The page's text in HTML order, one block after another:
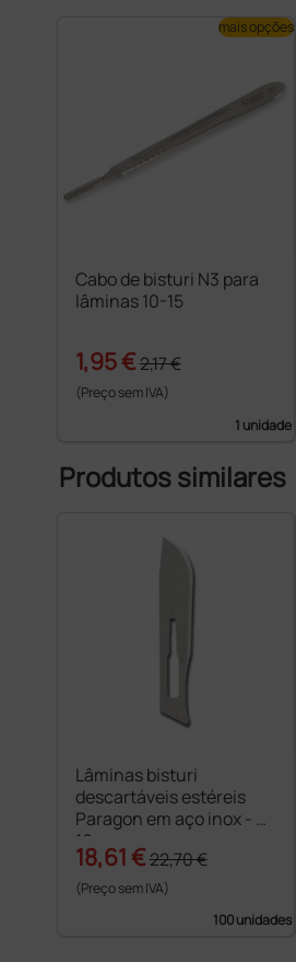
Cabo de bisturi N3 para
lâminas 10-15
1,95 €2,17 €
(Preço sem IVA)
1 unidade
mais opções
Produtos similares
Lâminas bisturi
descartáveis estéreis
Paragon em aço inox - n°
10
18,61 €22,70 €
(Preço sem IVA)
100 unidades